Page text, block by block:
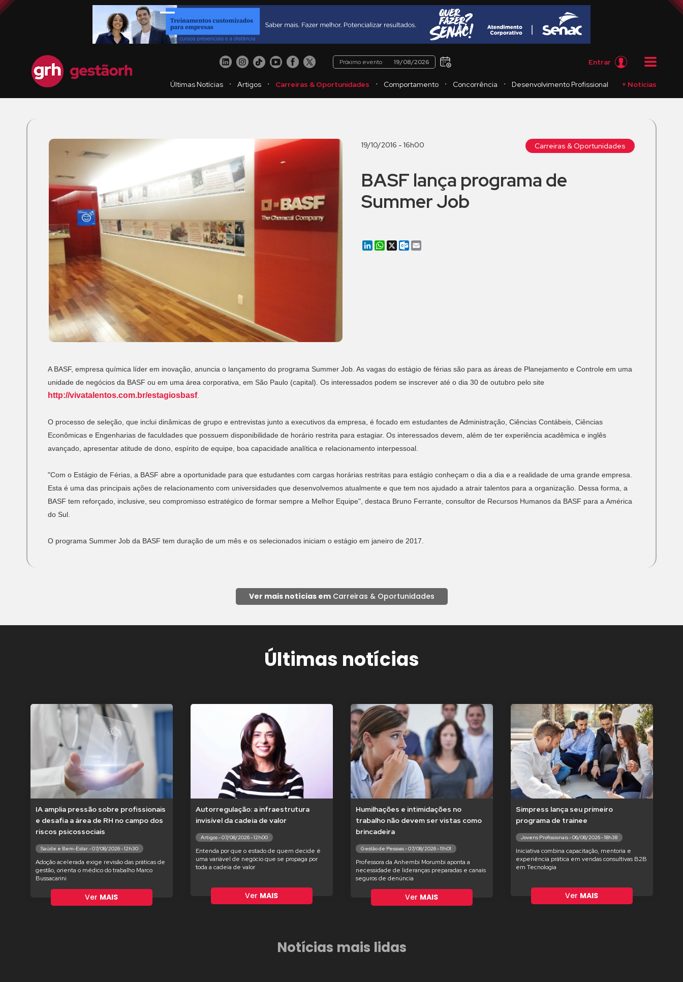
Próximo evento 19/08/2026 Entrar
Últimas Notícias ・ Artigos ・ Carreiras & Oportunidades ・ Comportamento ・ Concorrência ・ Desenvolvimento Profissional + Notícias
19/10/2016 - 16h00 Carreiras & Oportunidades
BASF lança programa de
Summer Job
LinkedIn
WhatsApp
X Outlook.com
Email
A BASF, empresa química líder em inovação, anuncia o lançamento do programa Summer Job. As vagas do estágio de férias são para as áreas de Planejamento e Controle em uma
unidade de negócios da BASF ou em uma área corporativa, em São Paulo (capital). Os interessados podem se inscrever até o dia 30 de outubro pelo site
http://vivatalentos.com.br/estagiosbasf.
O processo de seleção, que inclui dinâmicas de grupo e entrevistas junto a executivos da empresa, é focado em estudantes de Administração, Ciências Contábeis, Ciências
Econômicas e Engenharias de faculdades que possuem disponibilidade de horário restrita para estagiar. Os interessados devem, além de ter experiência acadêmica e inglês
avançado, apresentar atitude de dono, espírito de equipe, boa capacidade analítica e relacionamento interpessoal.
"Com o Estágio de Férias, a BASF abre a oportunidade para que estudantes com cargas horárias restritas para estágio conheçam o dia a dia e a realidade de uma grande empresa.
Esta é uma das principais ações de relacionamento com universidades que desenvolvemos atualmente e que tem nos ajudado a atrair talentos para a organização. Dessa forma, a
BASF tem reforçado, inclusive, seu compromisso estratégico de formar sempre a Melhor Equipe", destaca Bruno Ferrante, consultor de Recursos Humanos da BASF para a América
do Sul.
O programa Summer Job da BASF tem duração de um mês e os selecionados iniciam o estágio em janeiro de 2017.
Ver mais notícias emCarreiras & Oportunidades
Últimas notícias
IA amplia pressão sobre profissionais
e desafia a área de RH no campo dos
riscos psicossociais
Saúde e Bem-Estar - 07/08/2026 - 12h30
Adoção acelerada exige revisão das práticas de
gestão, orienta o médico do trabalho Marco
Bussacarini
Ver MAIS
Autorregulação: a infraestrutura
invisível da cadeia de valor
Artigos - 07/08/2026 - 12h00
Entenda por que o estado de quem decide é
uma variável de negócio que se propaga por
toda a cadeia de valor
Ver MAIS
Humilhações e intimidações no
trabalho não devem ser vistas como
brincadeira
Gestão de Pessoas - 07/08/2026 - 11h01
Professora da Anhembi Morumbi aponta a
necessidade de lideranças preparadas e canais
seguros de denúncia
Ver MAIS
Simpress lança seu primeiro
programa de trainee
Jovens Profissionais - 06/08/2026 - 18h38
Iniciativa combina capacitação, mentoria e
experiência prática em vendas consultivas B2B
em Tecnologia
Ver MAIS
Notícias mais lidas